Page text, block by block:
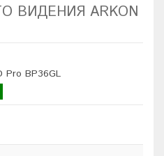
ВИДЕНИЯ ARKON
Pro BP36GL